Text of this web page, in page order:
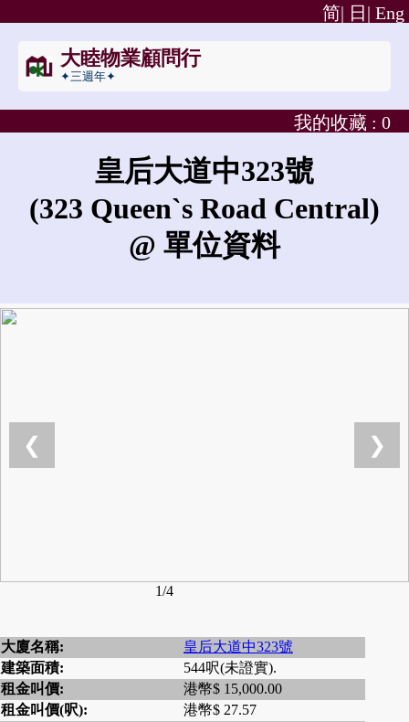
Eng
日|
简|
大睦物業顧問行
✦三週年✦
我的收藏 : 0
皇后大道中323號
(323 Queen`s Road Central)
@ 單位資料
❮ ❯
1/4
大廈名稱:
皇后大道中323號
建築面積:
544呎(未證實).
租金叫價:
港幣$ 15,000.00
租金叫價(呎):
港幣$ 27.57